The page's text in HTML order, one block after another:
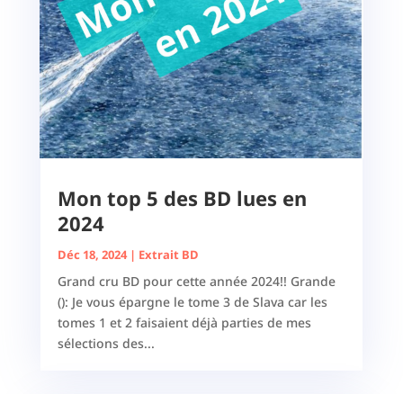
Mon top 5 des BD lues en
2024
Déc 18, 2024| Extrait BD
Grand cru BD pour cette année 2024!! Grande
(): Je vous épargne le tome 3 de Slava car les
tomes 1 et 2 faisaient déjà parties de mes
sélections des...